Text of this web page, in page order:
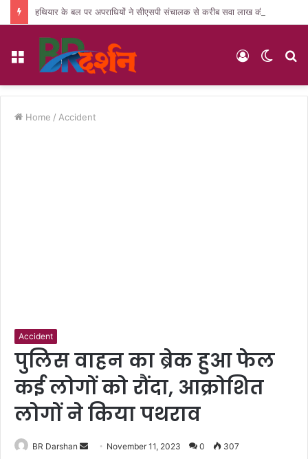
Menu
Switch
Log
Home / Accident
Accident
पुलिस वाहन का ब्रेक हुआ फेल
कई लोगों को रौंदा, आक्रोशित
लोगों ने किया पथराव
BR Darshan November 11, 2023 0 307